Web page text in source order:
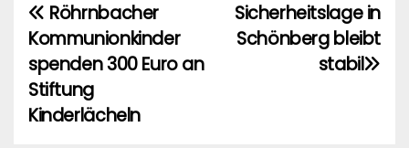
B
e
i
t
Sicherheitslage in
Schönberg bleibt
stabil
Röhrnbacher
Kommunionkinder
spenden 300 Euro an
Stiftung
Kinderlächeln